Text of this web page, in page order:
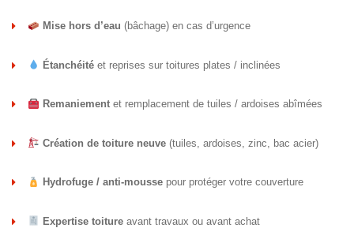
Mise hors d’eau (bâchage) en cas d’urgence
Étanchéitéet reprises sur toitures plates / inclinées
Remaniementet remplacement de tuiles / ardoises abîmées
Création de toiture neuve(tuiles, ardoises, zinc, bac acier)
Hydrofuge / anti-moussepour protéger votre couverture
Expertise toitureavant travaux ou avant achat